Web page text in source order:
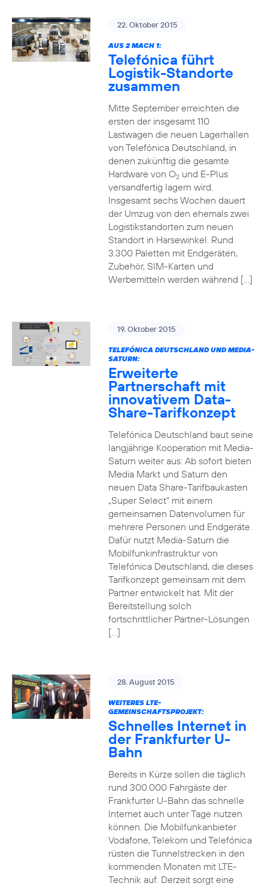
22. Oktober 2015
AUS 2 MACH 1:
Telefónica führt
Logistik-Standorte
zusammen
Mitte September erreichten die
ersten der insgesamt 110
Lastwagen die neuen Lagerhallen
von Telefónica Deutschland, in
denen zukünftig die gesamte
Hardware von O2und E-Plus
versandfertig lagern wird.
Insgesamt sechs Wochen dauert
der Umzug von den ehemals zwei
Logistikstandorten zum neuen
Standort in Harsewinkel. Rund
3.300 Paletten mit Endgeräten,
Zubehör, SIM-Karten und
Werbemitteln werden während […]
19. Oktober 2015
TELEFÓNICA DEUTSCHLAND UND MEDIA-
SATURN:
Erweiterte
Partnerschaft mit
innovativem Data-
Share-Tarifkonzept
Telefónica Deutschland baut seine
langjährige Kooperation mit Media-
Saturn weiter aus: Ab sofort bieten
Media Markt und Saturn den
neuen Data Share-Tarifbaukasten
„Super Select“ mit einem
gemeinsamen Datenvolumen für
mehrere Personen und Endgeräte.
Dafür nutzt Media-Saturn die
Mobilfunkinfrastruktur von
Telefónica Deutschland, die dieses
Tarifkonzept gemeinsam mit dem
Partner entwickelt hat. Mit der
Bereitstellung solch
fortschrittlicher Partner-Lösungen
[…]
28. August 2015
WEITERES LTE-
GEMEINSCHAFTSPROJEKT:
Schnelles Internet in
der Frankfurter U-
Bahn
Bereits in Kürze sollen die täglich
rund 300.000 Fahrgäste der
Frankfurter U-Bahn das schnelle
Internet auch unter Tage nutzen
können. Die Mobilfunkanbieter
Vodafone, Telekom und Telefónica
rüsten die Tunnelstrecken in den
kommenden Monaten mit LTE-
Technik auf. Derzeit sorgt eine